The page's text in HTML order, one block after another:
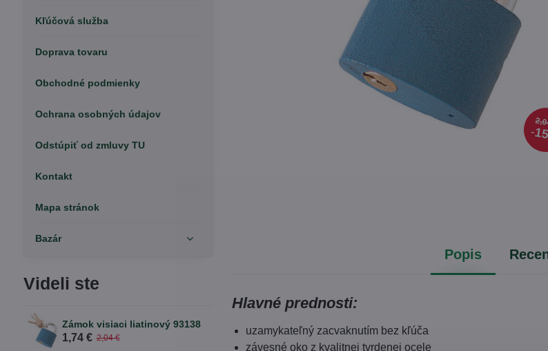
Popis
Hlavné prednosti:
uzamykateľný zacvaknutím bez kľúča
závesné oko z kvalitnej tvrdenej ocele
Kľúčová služba
Doprava tovaru
Obchodné podmienky
Ochrana osobných údajov
Odstúpiť od zmluvy TU
Kontakt
Mapa stránok
Bazár
Videli ste
Zámok visiaci liatinový 93138
1,74 € 2,04 €